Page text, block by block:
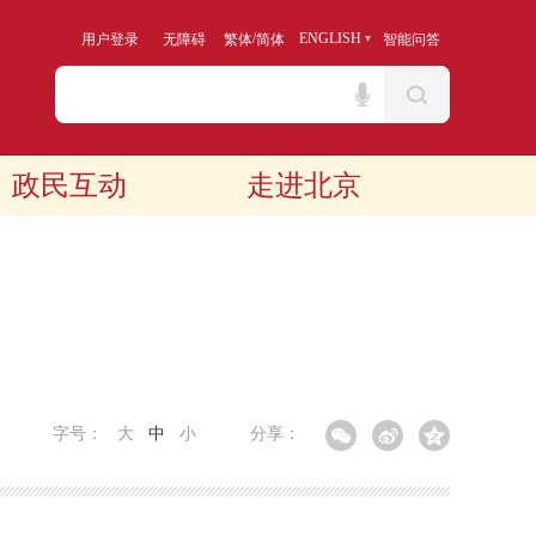
用户登录 无障碍 繁体/简体 ENGLISH 智能问答
政民互动 走进北京
分享：
字号： 大 中 小